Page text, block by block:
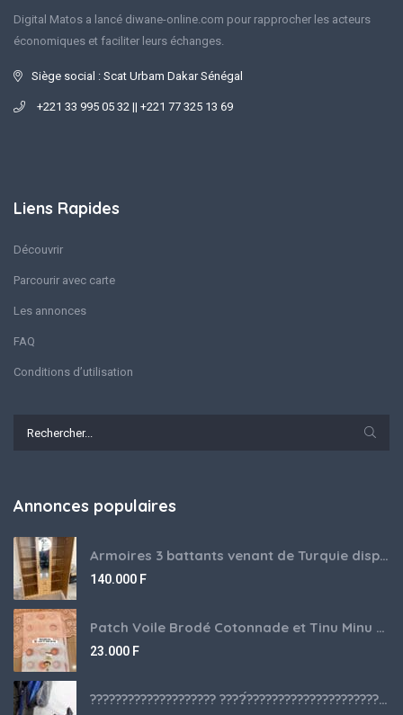
Digital Matos a lancé diwane-online.com pour rapprocher les acteurs
économiques et faciliter leurs échanges.
Siège social : Scat Urbam Dakar Sénégal
+221 33 995 05 32 || +221 77 325 13 69
Liens Rapides
Découvrir
Parcourir avec carte
Les annonces
FAQ
Conditions d’utilisation
Annonces populaires
Armoires 3 battants venant de Turquie disponibles
140.000 F
Patch Voile Brodé Cotonnade et Tinu Minu de l’Inde ???????? ????
23.000 F
???????????????????? ????́???????????????????????????????????????? à vendre